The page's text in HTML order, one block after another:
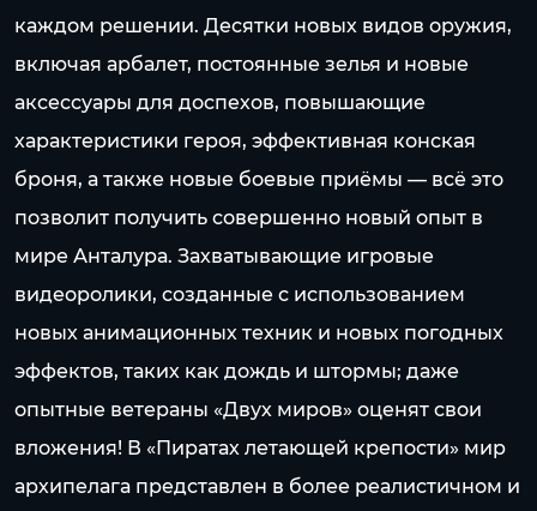
каждом решении. Десятки новых видов оружия,
включая арбалет, постоянные зелья и новые
аксессуары для доспехов, повышающие
характеристики героя, эффективная конская
броня, а также новые боевые приёмы — всё это
позволит получить совершенно новый опыт в
мире Анталура. Захватывающие игровые
видеоролики, созданные с использованием
новых анимационных техник и новых погодных
эффектов, таких как дождь и штормы; даже
опытные ветераны «Двух миров» оценят свои
вложения! В «Пиратах летающей крепости» мир
архипелага представлен в более реалистичном и